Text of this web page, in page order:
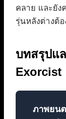
คลาย และยั
รุ่นหลังต่างต้
บทสรุปแ
Exorcist
ภาพยน